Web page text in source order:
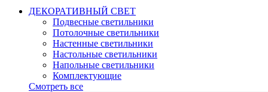
ДЕКОРАТИВНЫЙ СВЕТ
Подвесные светильники
Потолочные светильники
Настенные светильники
Настольные светильники
Напольные светильники
Комплектующие
Смотреть все